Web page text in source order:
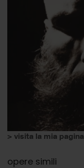
> visita la mia pagina
opere simili